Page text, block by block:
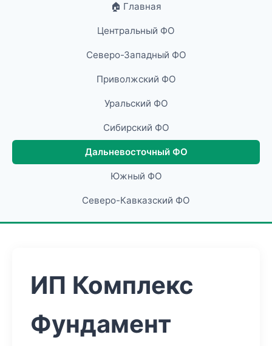
🏠 Главная
Центральный ФО
Северо-Западный ФО
Приволжский ФО
Уральский ФО
Сибирский ФО
Дальневосточный ФО
Южный ФО
Северо-Кавказский ФО
ИП Комплекс
Фундамент